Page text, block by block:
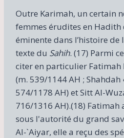
Outre Karimah, un certain
femmes érudites en Hadith
éminente dans l’histoire
texte du Sahih. (17) Parmi
citer en particulier
(m. 539/1144 AH ; Shahdah
574/1178 AH) et Sitt Al-
716/1316 AH).(18) Fatimah
sous l'autorité du grand
Al-`Aiyar, elle a reçu des